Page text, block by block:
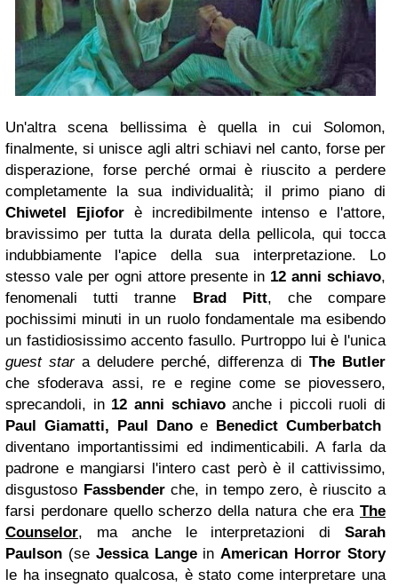
Un'altra scena bellissima è quella in cui Solomon,
finalmente, si unisce agli altri schiavi nel canto, forse per
disperazione, forse perché ormai è riuscito a perdere
completamente la sua individualità; il primo piano di
Chiwetel Ejiofor è incredibilmente intenso e l'attore,
bravissimo per tutta la durata della pellicola, qui tocca
indubbiamente l'apice della sua interpretazione. Lo
stesso vale per ogni attore presente in 12 anni schiavo,
fenomenali tutti tranne
Brad Pitt, che compare
pochissimi minuti in un ruolo fondamentale ma esibendo
un fastidiosissimo accento fasullo. Purtroppo lui è l'unica
guest stara deludere perché, differenza di The Butler
che sfoderava assi, re e regine come se piovessero,
sprecandoli, in 12 anni schiavoanche i piccoli ruoli di
Paul Giamatti,
Paul Dano e
Benedict Cumberbatch
diventano importantissimi ed indimenticabili. A farla da
padrone e mangiarsi l'intero cast però è il cattivissimo,
disgustoso Fassbenderche, in tempo zero, è riuscito a
farsi perdonare quello scherzo della natura che era The
Counselor, ma anche le interpretazioni di Sarah
Paulson (se Jessica LangeinAmerican Horror Story
le ha insegnato qualcosa, è stato come interpretare una